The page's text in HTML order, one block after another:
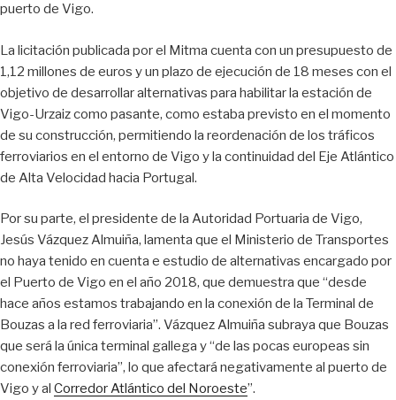
puerto de Vigo.
La licitación publicada por el Mitma cuenta con un presupuesto de
1,12 millones de euros y un plazo de ejecución de 18 meses con el
objetivo de desarrollar alternativas para habilitar la estación de
Vigo-Urzaiz como pasante, como estaba previsto en el momento
de su construcción, permitiendo la reordenación de los tráficos
ferroviarios en el entorno de Vigo y la continuidad del Eje Atlántico
de Alta Velocidad hacia Portugal.
Por su parte, el presidente de la Autoridad Portuaria de Vigo,
Jesús Vázquez Almuiña, lamenta que el Ministerio de Transportes
no haya tenido en cuenta e estudio de alternativas encargado por
el Puerto de Vigo en el año 2018, que demuestra que “desde
hace años estamos trabajando en la conexión de la Terminal de
Bouzas a la red ferroviaria”. Vázquez Almuiña subraya que Bouzas
que será la única terminal gallega y “de las pocas europeas sin
conexión ferroviaria”, lo que afectará negativamente al puerto de
Vigo y al Corredor Atlántico del Noroeste”.